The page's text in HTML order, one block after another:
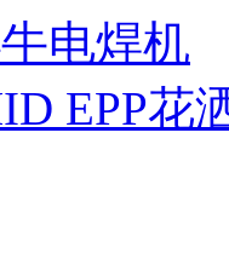
电焊机
EPP花